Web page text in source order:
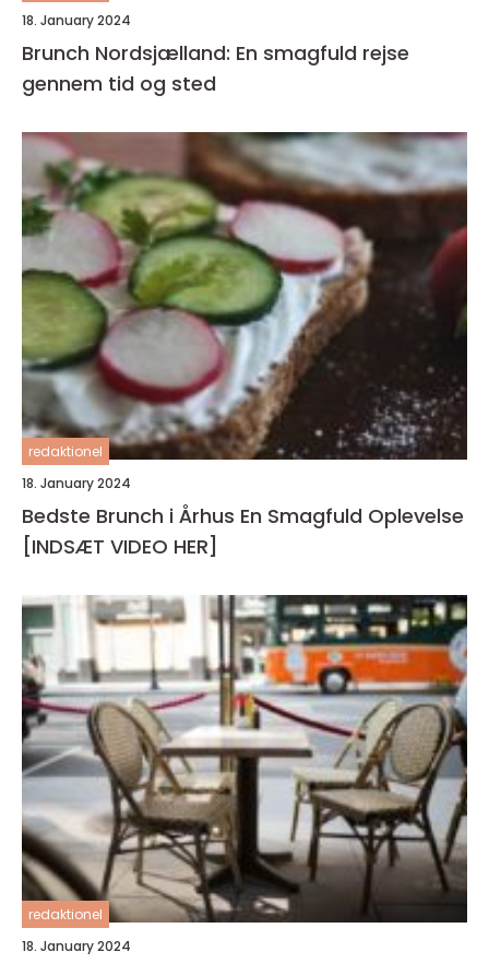
18. January 2024
Brunch Nordsjælland: En smagfuld rejse
gennem tid og sted
redaktionel
18. January 2024
Bedste Brunch i Århus En Smagfuld Oplevelse
[INDSÆT VIDEO HER]
redaktionel
18. January 2024